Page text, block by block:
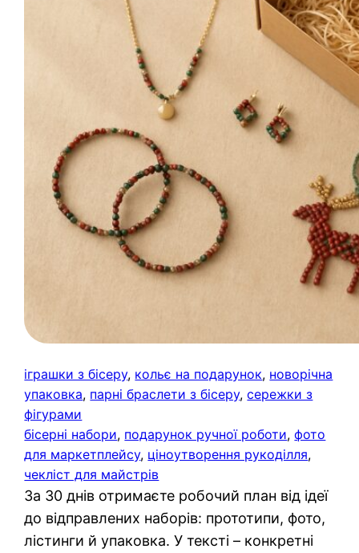
іграшки з бісеру, кольє на подарунок, новорічна
упаковка, парні браслети з бісеру, сережки з
фігурами
бісерні набори, подарунок ручної роботи, фото
для маркетплейсу, ціноутворення рукоділля
чекліст для майстрів
За 30 днів отримаєте робочий план від ідеї
до відправлених наборів: прототипи, фото,
лістинги й упаковка. У тексті – конкретні